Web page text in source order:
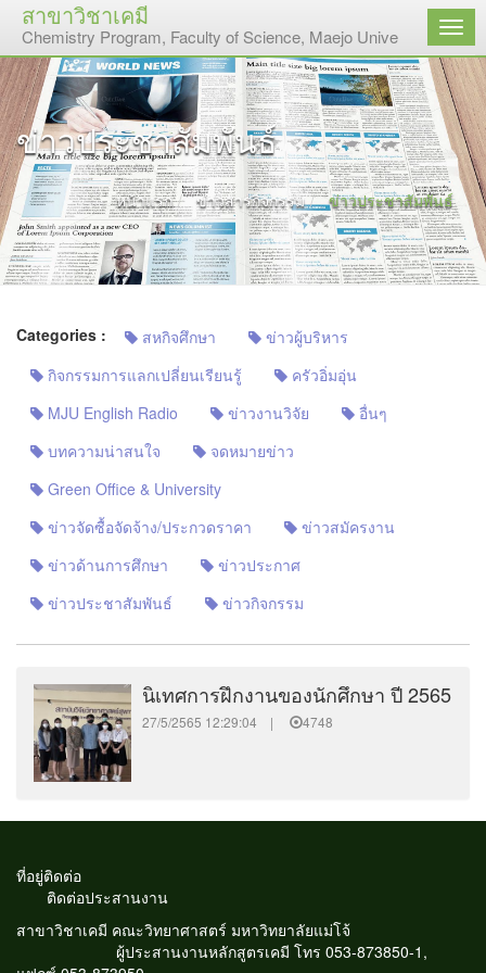
สาขาวิชาเคมี
Chemistry Program, Faculty of Science, Maejo University เมนู
ข่าวประชาสัมพันธ์
หน้าแรก ข่าวสารกิจกรรม ข่าวประชาสัมพันธ์
Categories : สหกิจศึกษา
ข่าวผู้บริหาร
กิจกรรมการแลกเปลี่ยนเรียนรู้
ครัวอิ่มอุ่น
MJU English Radio
ข่าวงานวิจัย
อื่นๆ
บทความน่าสนใจ
จดหมายข่าว
Green Office & University
ข่าวจัดซื้อจัดจ้าง/ประกวดราคา
ข่าวสมัครงาน
ข่าวด้านการศึกษา
ข่าวประกาศ
ข่าวประชาสัมพันธ์
ข่าวกิจกรรม
นิเทศการฝึกงานของนักศึกษา ปี 2565
27/5/2565 12:29:04 | 4748
ที่อยู่ติดต่อ
ติดต่อประสานงาน
สาขาวิชาเคมี คณะวิทยาศาสตร์ มหาวิทยาลัยแม่โจ้
ผู้ประสานงานหลักสูตรเคมี โทร 053-873850-1,